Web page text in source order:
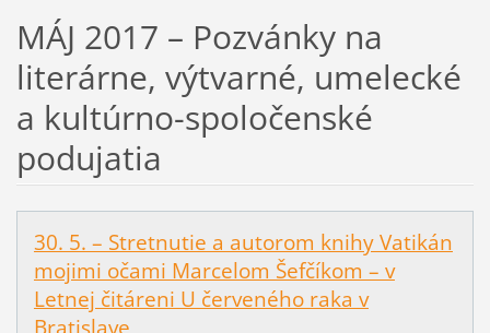
MÁJ 2017 – Pozvánky na
literárne, výtvarné, umelecké
a kultúrno-spoločenské
podujatia
30. 5. – Stretnutie a autorom knihy Vatikán
mojimi očami Marcelom Šefčíkom – v
Letnej čitáreni U červeného raka v